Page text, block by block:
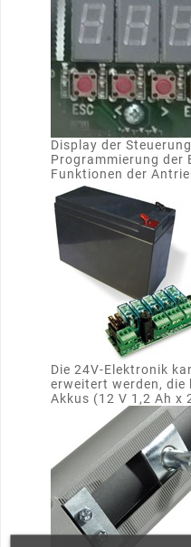
Display der
Programmierung der
Funktionen der
Die 24V-Elektronik
erweitert werden, die
Akkus (12 V 1,2 Ah x